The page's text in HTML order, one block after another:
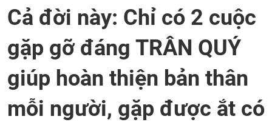
Cả đời này: Chỉ có 2 cuộc
gặp gỡ đáng TRÂN QUÝ
giúp hoàn thiện bản thân
mỗi người, gặp được ắt có